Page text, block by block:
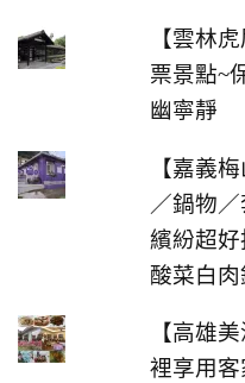
【雲林
票景點~
幽寧靜
【嘉義
／鍋物
繽紛超
酸菜白
【高雄
裡享用